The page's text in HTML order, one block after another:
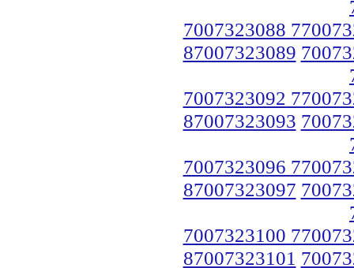
7007323088
87007323089
7007323092
87007323093
7007323096
87007323097
7007323100
87007323101